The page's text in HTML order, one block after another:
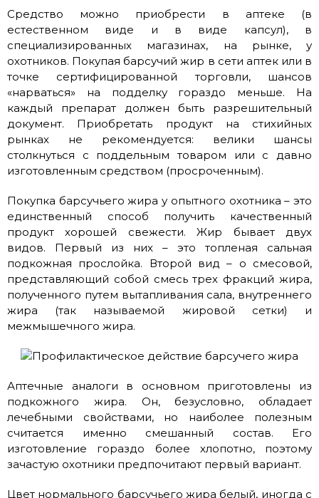
Средство можно приобрести в аптеке (в
естественном виде и в виде капсул), в
специализированных магазинах, на рынке, у
охотников. Покупая барсучий жир в сети аптек или в
точке сертифицированной торговли, шансов
«нарваться» на подделку гораздо меньше. На
каждый препарат должен быть разрешительный
документ. Приобретать продукт на стихийных
рынках не рекомендуется: велики шансы
столкнуться с поддельным товаром или с давно
изготовленным средством (просроченным).
Покупка барсучьего жира у опытного охотника – это
единственный способ получить качественный
продукт хорошей свежести. Жир бывает двух
видов. Первый из них – это топленая сальная
подкожная прослойка. Второй вид – о смесовой,
представляющий собой смесь трех фракций жира,
полученного путем вытапливания сала, внутреннего
жира (так называемой жировой сетки) и
межмышечного жира.
Аптечные аналоги в основном приготовлены из
подкожного жира. Он, безусловно, обладает
лечебными свойствами, но наиболее полезным
считается именно смешанный состав. Его
изготовление гораздо более хлопотно, поэтому
зачастую охотники предпочитают первый вариант.
Цвет нормального барсучьего жира белый, иногда с